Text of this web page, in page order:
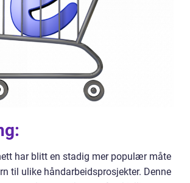
har blitt en stadig mer populær måte
til ulike håndarbeidsprosjekter. Denne